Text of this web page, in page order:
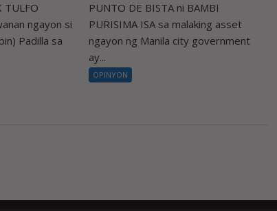
TULFO
ngayon si
Padilla sa
PUNTO DE BISTA ni BAMBI
PURISIMA ISA sa malaking asset
ngayon ng Manila city government
ay...
OPINYON